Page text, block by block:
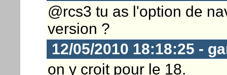
@rcs3 tu as l'option de
version ?
12/05/2010 18:18:25 -
on y croit pour le 18.